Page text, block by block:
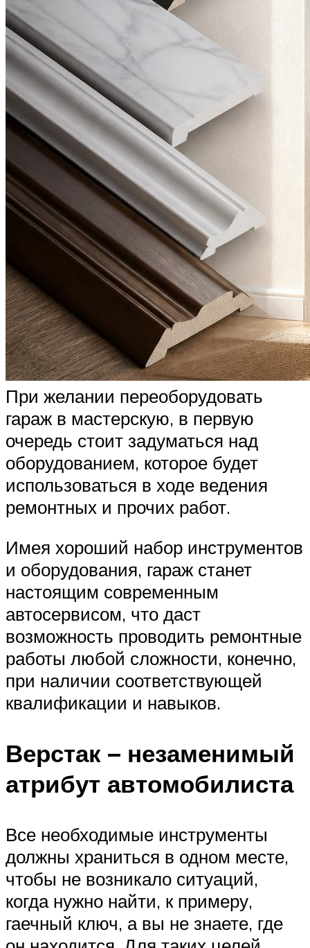
При желании переоборудовать
гараж в мастерскую, в первую
очередь стоит задуматься над
оборудованием, которое будет
использоваться в ходе ведения
ремонтных и прочих работ.
Имея хороший набор инструментов
и оборудования, гараж станет
настоящим современным
автосервисом, что даст
возможность проводить ремонтные
работы любой сложности, конечно,
при наличии соответствующей
квалификации и навыков.
Верстак – незаменимый
атрибут автомобилиста
Все необходимые инструменты
должны храниться в одном месте,
чтобы не возникало ситуаций,
когда нужно найти, к примеру,
гаечный ключ, а вы не знаете, где